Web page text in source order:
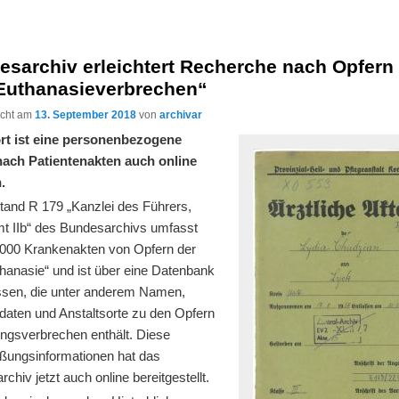
erleichtert Recherche nach Opfern
am13. September 2018 vonarchivar
ist eine personenbezogene
Patientenakten auch online
R 179 „Kanzlei des Führers,
IIb“ des Bundesarchivs umfasst
Krankenakten von Opfern der
und ist über eine Datenbank
die unter anderem Namen,
und Anstaltsorte zu den Opfern
enthält. Diese
hat das
jetzt auch online bereitgestellt.